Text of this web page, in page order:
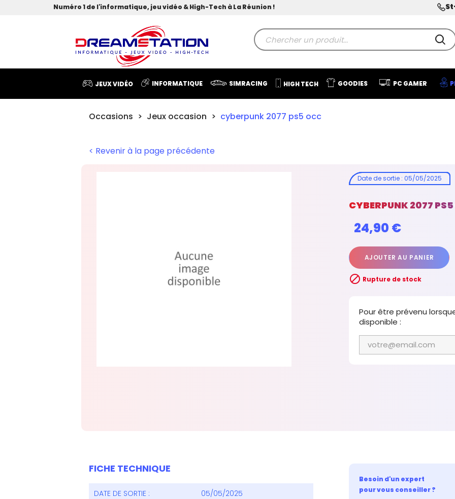
Numéro 1 de l'informatique, jeu vidéo & High-Tech à La Réunion !
JEUX VIDÉO INFORMATIQUE SIMRACING HIGH TECH GOODIES PC GAMER
Occasions Jeux occasion cyberpunk 2077 ps5 occ
< Revenir à la page précédente
Date de sortie: 05/05/2025
CYBERPUNK 2077
24,90 €
AJOUTER AU PANIER
 Rupture de stock
Pour être prévenu
disponible :
FICHE TECHNIQUE
DATE DE SORTIE :
05/05/2025
Besoin d'un expert
pour vous conseiller ?